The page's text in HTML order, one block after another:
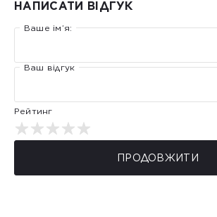
НАПИСАТИ ВІДГУК
Ваше ім’я:
Ваш відгук
Рейтинг
ПРОДОВЖИТИ